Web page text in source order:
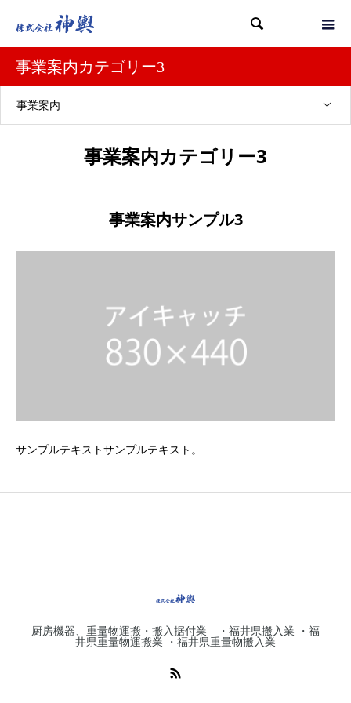

事業案内カテゴリー3
事業案内
事業案内カテゴリー3
事業案内サンプル3
サンプルテキストサンプルテキスト。
厨房機器、重量物運搬・搬入据付業 ・福井県搬入業 ・福
井県重量物運搬業 ・福井県重量物搬入業